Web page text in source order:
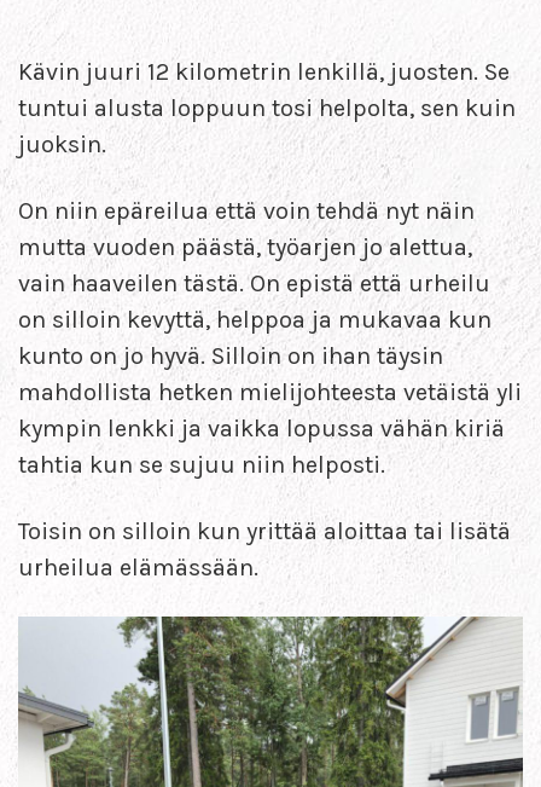
Kävin juuri 12 kilometrin lenkillä, juosten. Se
tuntui alusta loppuun tosi helpolta, sen kuin
juoksin.
On niin epäreilua että voin tehdä nyt näin
mutta vuoden päästä, työarjen jo alettua,
vain haaveilen tästä. On epistä että urheilu
on silloin kevyttä, helppoa ja mukavaa kun
kunto on jo hyvä. Silloin on ihan täysin
mahdollista hetken mielijohteesta vetäistä yli
kympin lenkki ja vaikka lopussa vähän kiriä
tahtia kun se sujuu niin helposti.
Toisin on silloin kun yrittää aloittaa tai lisätä
urheilua elämässään.